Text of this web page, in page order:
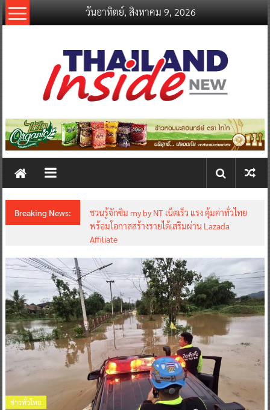
Skip
to
วันอาทิตย์, สิงหาคม 9, 2026
thailandinsidenew.com
Thailand
New
Breaking News:
ชวนรู้จักซิม my by NT เน็ตเร็ว แรง คุ้มค่าทั่วไทย
พร้อมโอกาสสร้างรายได้เสริมผ่าน Lazada
Affiliate
ข่าวทั่วไทย